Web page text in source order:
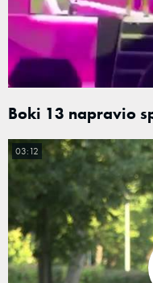
Boki 13 napravio
03:12